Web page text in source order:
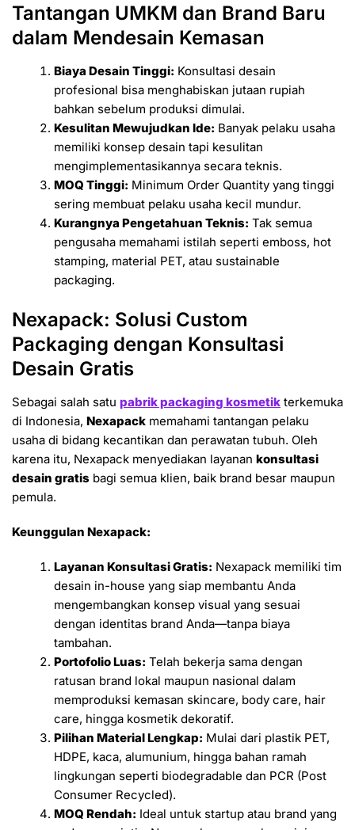
Tantangan UMKM dan Brand Baru
dalam Mendesain Kemasan
Biaya Desain Tinggi: Konsultasi desain
profesional bisa menghabiskan jutaan rupiah
bahkan sebelum produksi dimulai.
Kesulitan Mewujudkan Ide: Banyak pelaku usaha
memiliki konsep desain tapi kesulitan
mengimplementasikannya secara teknis.
MOQ Tinggi: Minimum Order Quantity yang tinggi
sering membuat pelaku usaha kecil mundur.
Kurangnya Pengetahuan Teknis: Tak semua
pengusaha memahami istilah seperti emboss, hot
stamping, material PET, atau sustainable
packaging.
Nexapack: Solusi Custom
Packaging dengan Konsultasi
Desain Gratis
Sebagai salah satu pabrik packaging kosmetik terkemuka
di Indonesia, Nexapack memahami tantangan pelaku
usaha di bidang kecantikan dan perawatan tubuh. Oleh
karena itu, Nexapack menyediakan layanan konsultasi
desain gratis bagi semua klien, baik brand besar maupun
pemula.
Keunggulan Nexapack:
Layanan Konsultasi Gratis: Nexapack memiliki tim
desain in-house yang siap membantu Anda
mengembangkan konsep visual yang sesuai
dengan identitas brand Anda—tanpa biaya
tambahan.
Portofolio Luas: Telah bekerja sama dengan
ratusan brand lokal maupun nasional dalam
memproduksi kemasan skincare, body care, hair
care, hingga kosmetik dekoratif.
Pilihan Material Lengkap: Mulai dari plastik PET,
HDPE, kaca, alumunium, hingga bahan ramah
lingkungan seperti biodegradable dan PCR (Post
Consumer Recycled).
MOQ Rendah: Ideal untuk startup atau brand yang